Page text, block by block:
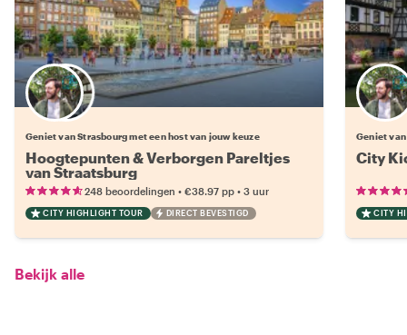
Kies jouw favoriete local
Geniet van Strasbourg met een host van jouw keuze
Hoogtepunten & Verborgen Pareltjes
van Straatsburg
248 beoordelingen • €38.97 pp • 3 uur
CITY HIGHLIGHT TOUR DIRECT BEVESTIGD
Geniet
City
CITY
Bekijk alle